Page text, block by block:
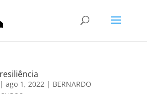
ago 1, 2022| BERNARDO